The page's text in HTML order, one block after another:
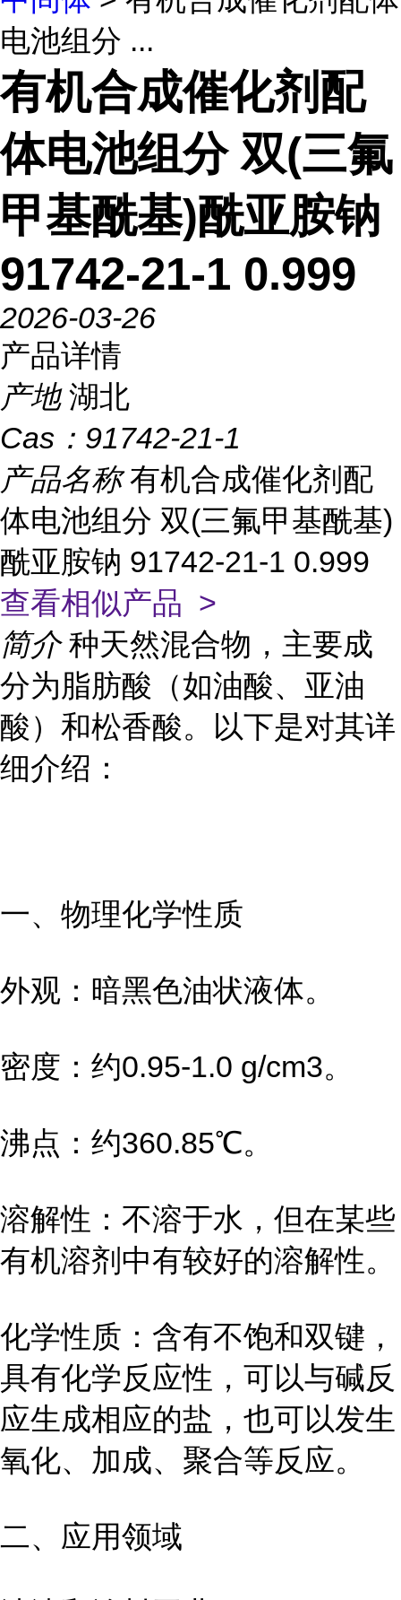
电池组分 ...
有机合成催化剂配
体电池组分 双(三氟
甲基酰基)酰亚胺钠
91742-21-1 0.999
2026-03-26
产品详情
产地 湖北
Cas： 91742-21-1
产品名称有机合成催化剂配
体电池组分 双(三氟甲基酰基)
酰亚胺钠 91742-21-1 0.999
查看相似产品 >
简介 种天然混合物，主要成
分为脂肪酸（如油酸、亚油
酸）和松香酸。以下是对其详
细介绍：
一、物理化学性质
外观：暗黑色油状液体。
密度：约0.95-1.0 g/cm3。
沸点：约360.85℃。
溶解性：不溶于水，但在某些
有机溶剂中有较好的溶解性。
化学性质：含有不饱和双键，
具有化学反应性，可以与碱反
应生成相应的盐，也可以发生
氧化、加成、聚合等反应。
二、应用领域